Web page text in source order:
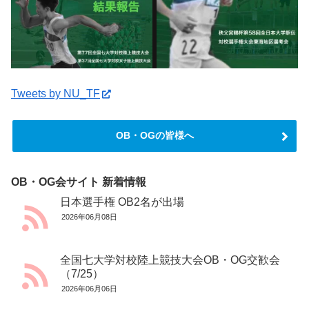
Tweets by NU_TF
OB・OGの皆様へ
OB・OG会サイト 新着情報
日本選手権 OB2名が出場
2026年06月08日
全国七大学対校陸上競技大会OB・OG交歓会
（7/25）
2026年06月06日